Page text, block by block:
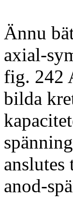
Ännu
axial-
fig. 242
bilda
anslutes
anod-